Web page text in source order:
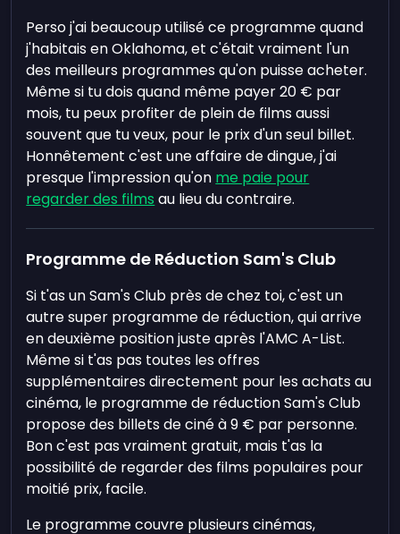
Perso j'ai beaucoup utilisé ce programme quand
j'habitais en Oklahoma, et c'était vraiment l'un
des meilleurs programmes qu'on puisse acheter.
Même si tu dois quand même payer 20 € par
mois, tu peux profiter de plein de films aussi
souvent que tu veux, pour le prix d'un seul billet.
Honnêtement c'est une affaire de dingue, j'ai
presque l'impression qu'on me paie pour
regarder des films au lieu du contraire.
Programme de Réduction Sam's Club
Si t'as un Sam's Club près de chez toi, c'est un
autre super programme de réduction, qui arrive
en deuxième position juste après l'AMC A-List.
Même si t'as pas toutes les offres
supplémentaires directement pour les achats au
cinéma, le programme de réduction Sam's Club
propose des billets de ciné à 9 € par personne.
Bon c'est pas vraiment gratuit, mais t'as la
possibilité de regarder des films populaires pour
moitié prix, facile.
Le programme couvre plusieurs cinémas,